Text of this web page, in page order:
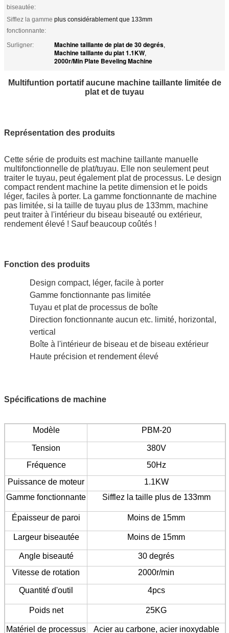
biseautée:
Sifflez la gamme
fonctionnante:
plus considérablement que 133mm
Surligner: Machine taillante de plat de 30 degrés,
Machine taillante du plat 1.1KW,
2000r/Min Plate Beveling Machine
Multifuntion portatif aucune machine taillante limitée de
plat et de tuyau
Représentation des produits
Cette série de produits est machine taillante manuelle
multifonctionnelle de plat/tuyau. Elle non seulement peut
traiter le tuyau, peut également plat de processus. Le design
compact rendent machine la petite dimension et le poids
léger, faciles à porter. La gamme fonctionnante de machine
pas limitée, si la taille de tuyau plus de 133mm, machine
peut traiter à l'intérieur du biseau biseauté ou extérieur,
rendement élevé ! Sauf beaucoup coûtés !
Fonction des produits
Design compact, léger, facile à porter
Gamme fonctionnante pas limitée
Tuyau et plat de processus de boîte
Direction fonctionnante aucun etc. limité, horizontal,
vertical
Boîte à l'intérieur de biseau et de biseau extérieur
Haute précision et rendement élevé
Spécifications de machine
Modèle PBM-20
Tension
380V
Fréquence
50Hz
Puissance de moteur
1.1KW
Gamme fonctionnante
Sifflez la taille plus de 133mm
Épaisseur de paroi Moins de 15mm
Largeur biseautée Moins de 15mm
Angle biseauté
30 degrés
Vitesse de rotation
2000r/min
Quantité d'outil 4pcs
Poids net 25KG
Matériel de processus Acier au carbone, acier inoxydable